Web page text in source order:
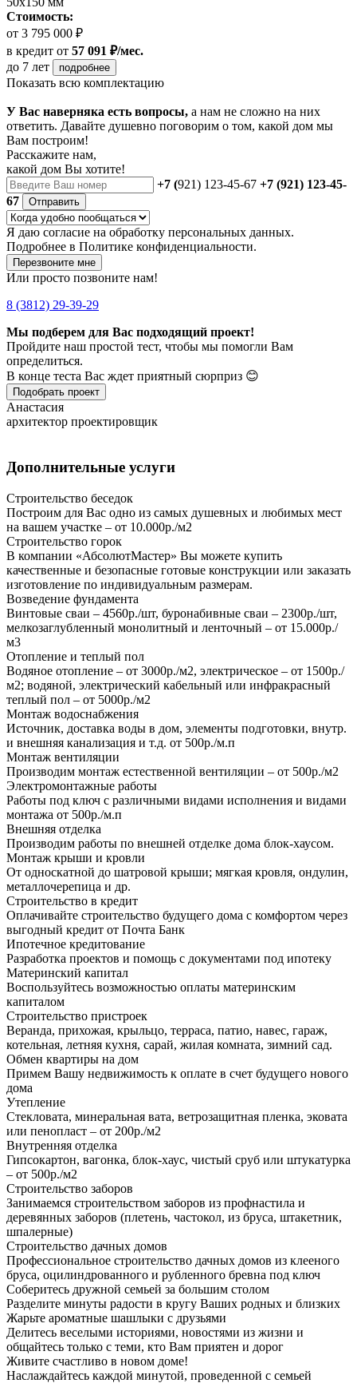
Стоимость:
от 3 795 000 ₽
в кредит от 57 091 ₽/мес.
до 7 лет
подробнее
Показать всю комплектацию
У Вас наверняка есть вопросы, а нам не сложно на них
ответить. Давайте душевно поговорим о том, какой дом мы
Вам построим!
Расскажите нам,
какой дом Вы хотите!
+7 (921) 123-45-67 +7 (921) 123-45-
67
Отправить
Я даю согласие на обработку персональных данных.
Подробнее в Политике конфиденциальности.
Перезвоните мне
Или просто позвоните нам!
8 (3812) 29-39-29
Мы подберем для Вас подходящий проект!
Пройдите наш простой тест, чтобы мы помогли Вам
определиться.
В конце теста Вас ждет приятный сюрприз 😊
Подобрать проект
Анастасия
архитектор проектировщик
Дополнительные услуги
Строительство беседок
Построим для Вас одно из самых душевных и любимых мест
на вашем участке – от 10.000р./м2
Строительство горок
В компании «АбсолютМастер» Вы можете купить
качественные и безопасные готовые конструкции или заказать
изготовление по индивидуальным размерам.
Возведение фундамента
Винтовые сваи – 4560р./шт, буронабивные сваи – 2300р./шт,
мелкозаглубленный монолитный и ленточный – от 15.000р./
м3
Отопление и теплый пол
Водяное отопление – от 3000р./м2, электрическое – от 1500р./
м2; водяной, электрический кабельный или инфракрасный
теплый пол – от 5000р./м2
Монтаж водоснабжения
Источник, доставка воды в дом, элементы подготовки, внутр.
и внешняя канализация и т.д. от 500р./м.п
Монтаж вентиляции
Производим монтаж естественной вентиляции – от 500р./м2
Электромонтажные работы
Работы под ключ с различными видами исполнения и видами
монтажа от 500р./м.п
Внешняя отделка
Производим работы по внешней отделке дома блок-хаусом.
Монтаж крыши и кровли
От односкатной до шатровой крыши; мягкая кровля, ондулин,
металлочерепица и др.
Строительство в кредит
Оплачивайте строительство будущего дома с комфортом через
выгодный кредит от Почта Банк
Ипотечное кредитование
Разработка проектов и помощь с документами под ипотеку
Материнский капитал
Воспользуйтесь возможностью оплаты материнским
капиталом
Строительство пристроек
Веранда, прихожая, крыльцо, терраса, патио, навес, гараж,
котельная, летняя кухня, сарай, жилая комната, зимний сад.
Обмен квартиры на дом
Примем Вашу недвижимость к оплате в счет будущего нового
дома
Утепление
Стекловата, минеральная вата, ветрозащитная пленка, эковата
или пенопласт – от 200р./м2
Внутренняя отделка
Гипсокартон, вагонка, блок-хаус, чистый сруб или штукатурка
– от 500р./м2
Строительство заборов
Занимаемся строительством заборов из профнастила и
деревянных заборов (плетень, частокол, из бруса, штакетник,
шпалерные)
Строительство дачных домов
Профессиональное строительство дачных домов из клееного
бруса, оцилиндрованного и рубленного бревна под ключ
Соберитесь дружной семьей за большим столом
Разделите минуты радости в кругу Ваших родных и близких
Жарьте ароматные шашлыки с друзьями
Делитесь веселыми историями, новостями из жизни и
общайтесь только с теми, кто Вам приятен и дорог
Живите счастливо в новом доме!
Наслаждайтесь каждой минутой, проведенной с семьей